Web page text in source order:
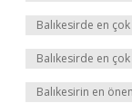
Balıkesirde en
Balıkesirde en
Balıkesirin en